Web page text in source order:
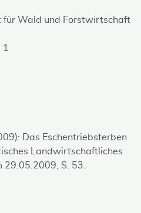
für Wald und Forstwirtschaft
Das Eschentriebsterben
Landwirtschaftliches
S. 53.